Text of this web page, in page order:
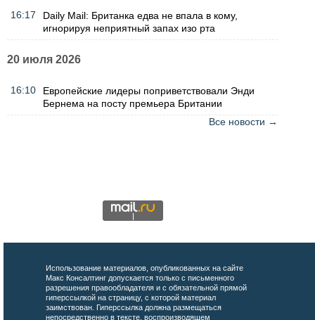
16:17
Daily Mail: Британка едва не впала в кому,
игнорируя неприятный запах изо рта
20 июля 2026
16:10
Европейские лидеры поприветствовали Энди
Бернема на посту премьера Британии
Все новости →
Использование материалов, опубликованных на сайте
Макс Консалтинг допускается только с письменного
разрешения правообладателя и с обязательной прямой
гиперссылкой на страницу, с которой материал
заимствован. Гиперссылка должна размещаться
непосредственно в тексте, воспроизводящем